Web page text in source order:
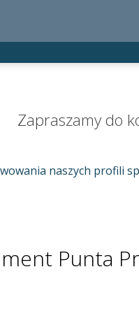
Zapraszamy do
naszych profili
Punta